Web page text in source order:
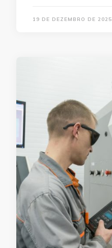
19 DE DEZEMBRO DE 2025